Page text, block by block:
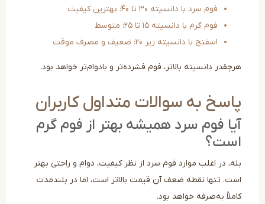
فوم سرد با دانسیته ۳۰ تا ۴۰: بهترین کیفیت
فوم گرم با دانسیته ۱۵ تا ۲۵: متوسط
اسفنج با دانسیته زیر ۲۰: ضعیف و مصرف موقت
دانسیته بالاتر، فوم فشرده‌تر و بادوام‌تر خواهد بود.
به سوالات متداول کاربران
فوم سرد همیشه بهتر از فوم گرم
در اغلب موارد فوم سرد از نظر کیفیت، دوام و راحتی بهتر
تنها نقطه ضعف آن قیمت بالاتر است، اما در بلندمدت
به‌صرفه خواهد بود.